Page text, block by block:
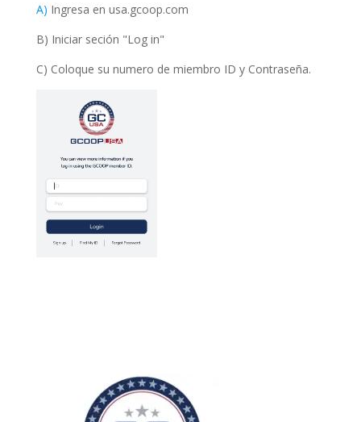
A) Ingresa en usa.gcoop.com
B) Iniciar seción "Log in"
C) Coloque su numero de miembro ID y Contraseña.